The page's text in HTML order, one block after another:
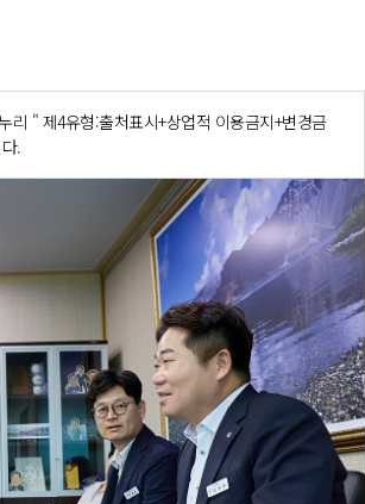
리 " 제4유형:출처표시+상업적 이용금지+변경금
.